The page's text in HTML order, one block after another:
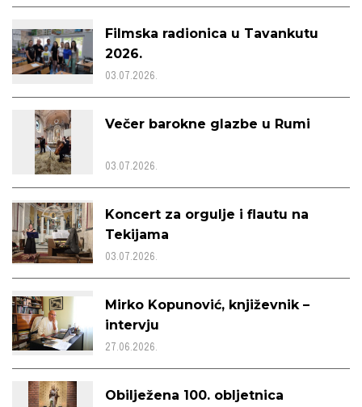
Filmska radionica u Tavankutu
2026.
03.07.2026.
Večer barokne glazbe u Rumi
03.07.2026.
Koncert za orgulje i flautu na
Tekijama
03.07.2026.
Mirko Kopunović, književnik –
intervju
27.06.2026.
Obilježena 100. obljetnica